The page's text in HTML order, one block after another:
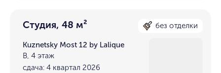
Студия, 48 м² без отделки
Kuznetsky Most 12 by Lalique
В, 4 этаж
сдача: 4 квартал 2026